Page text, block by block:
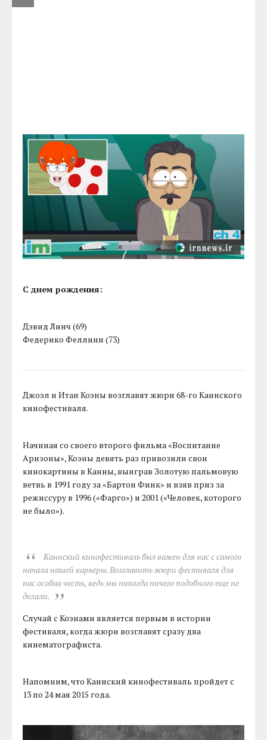
С днем рождения:
Дэвид Линч (69)
Федерико Феллини (73)
Джоэл и Итан Коэны возглавят жюри 68-го Каннского
кинофестиваля.
Начиная со своего второго фильма «Воспитание
Аризоны», Коэны девять раз привозили свои
кинокартины в Канны, выиграв Золотую пальмовую
ветвь в 1991 году за «Бартон Финк» и взяв приз за
режиссуру в 1996 («Фарго») и 2001 («Человек, которого
не было»).
Каннский кинофестиваль был важен для нас с самого
начала нашей карьеры. Возглавить жюри фестиваля для
нас особая честь, ведь мы никогда ничего подобного еще не
делали.
Случай с Коэнами является первым в истории
фестиваля, когда жюри возглавят сразу два
кинематографиста.
Напомним, что Каннский кинофестиваль пройдет с
13 по 24 мая 2015 года.